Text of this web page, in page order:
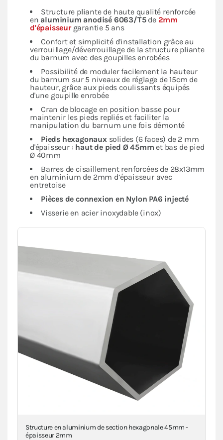
Structure pliante de haute qualité renforcée
en aluminium anodisé 6063/T5de 2mm
d'épaisseurgarantie 5 ans
Confort et simplicité d'installation grâce au
verrouillage/déverrouillage de la structure pliante
du barnum avec des goupilles enrobées
Possibilité de moduler facilement la hauteur
du barnum sur 5 niveaux de réglage de 15cm de
hauteur, grâce aux pieds coulissants équipés
d'une goupille enrobée
Cran de blocage en position basse pour
maintenir les pieds repliés et faciliter la
manipulation du barnum une fois démonté
Pieds hexagonauxsolides (6 faces) de 2 mm
d'épaisseur : haut de pied Ø 45mm et bas de pied
Ø 40mm
Barres de cisaillement renforcées de 28x13mm
en aluminium de 2mm d’épaisseur avec
entretoise
Pièces de connexion en Nylon PA6 injecté
Visserie en acier inoxydable (inox)
Structure en aluminium de section hexagonale 45mm -
épaisseur 2mm